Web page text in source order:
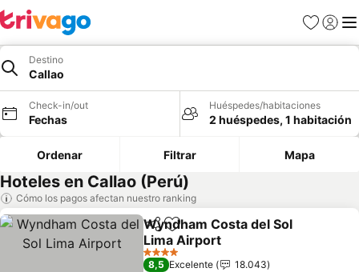
Favoritos
Iniciar
Destino
Callao
Check-in/out
Fechas
Huéspedes/habitaciones
2 huéspedes, 1 habitación
Ordenar Filtrar Mapa
Hoteles en Callao (Perú)
Cómo los pagos afectan nuestro ranking
CompartirAgregar a favoritos
Wyndham Costa del Sol
Lima Airport
4 Estrellas
8,5 Excelente
18.043